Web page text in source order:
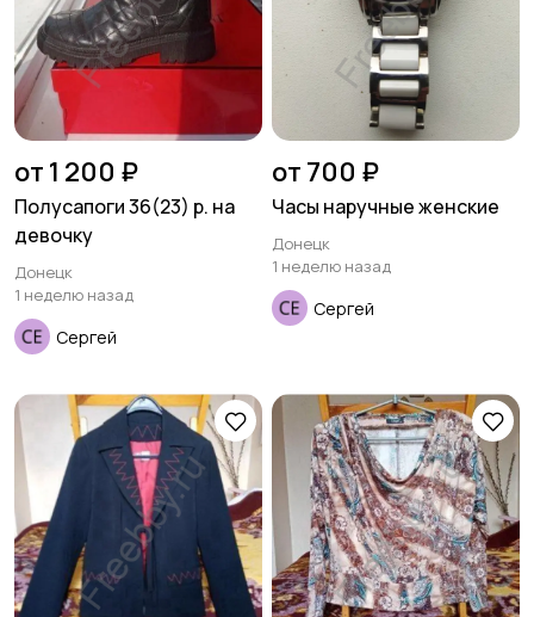
от 1 200 ₽
Полусапоги 36(23) р. на
девочку
Донецк
1 неделю назад
Сергей
от 700 ₽
Часы наручные женские
Донецк
1 неделю назад
Сергей